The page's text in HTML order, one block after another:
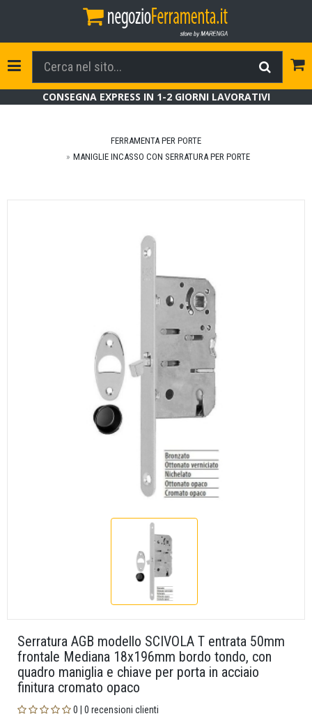
Toggle Navigation
CONSEGNA EXPRESS IN 1-2 GIORNI LAVORATIVI
FERRAMENTA PER PORTE
MANIGLIE INCASSO CON SERRATURA PER PORTE
Serratura AGB modello SCIVOLA T entrata 50mm
frontale Mediana 18x196mm bordo tondo, con
quadro maniglia e chiave per porta in acciaio
finitura cromato opaco
0 | 0 recensioni clienti